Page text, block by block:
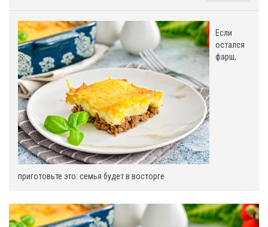
Если
остался
фарш,
приготовьте это: семья будет в восторге